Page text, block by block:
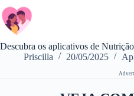
Zum
Inhalt
springen
Descubra os aplicativos de
Priscilla
20/05/2025